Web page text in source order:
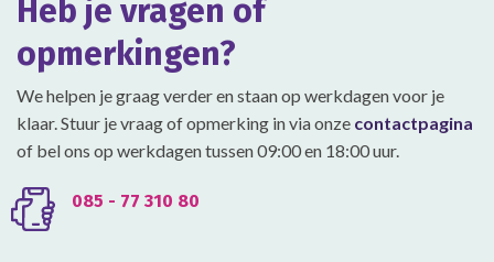
worden
de
Heb je vragen of
opmerkingen?
We helpen je graag verder en staan op werkdagen voor je
klaar. Stuur je vraag of opmerking in via onze contactpagina
of bel ons op werkdagen tussen 09:00 en 18:00 uur.
085 - 77 310 80